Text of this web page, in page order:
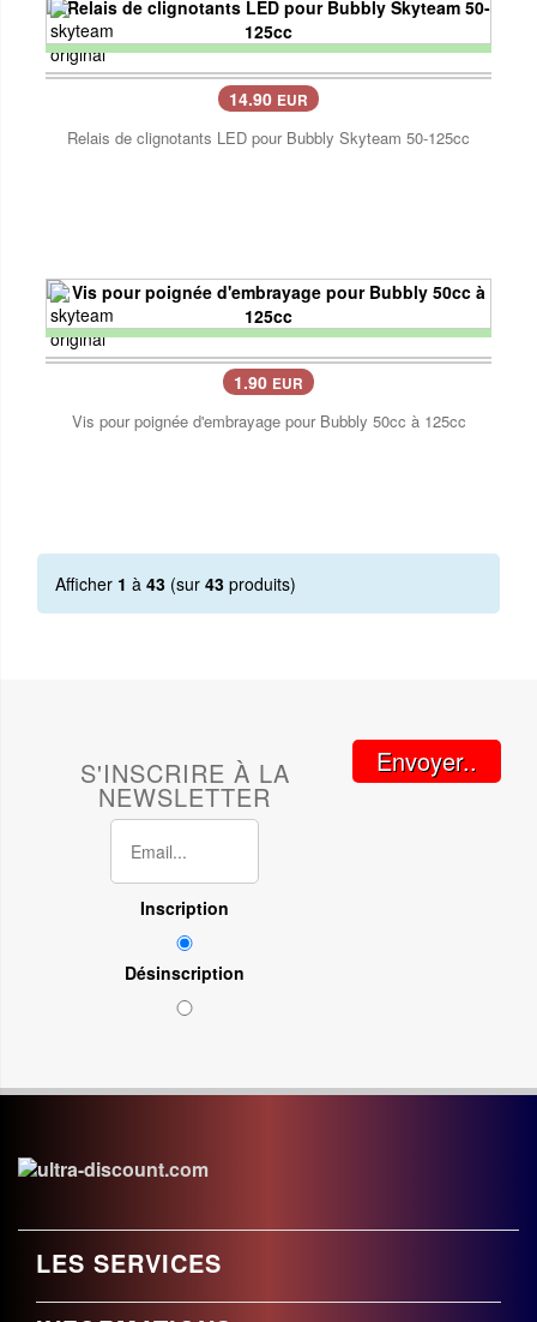
14.90 EUR
Relais de clignotants LED pour Bubbly Skyteam 50-125cc
1.90 EUR
Vis pour poignée d'embrayage pour Bubbly 50cc à 125cc
Afficher 1 à 43 (sur 43 produits)
S'INSCRIRE À LA
NEWSLETTER
Inscription
Désinscription
Envoyer..
LES SERVICES